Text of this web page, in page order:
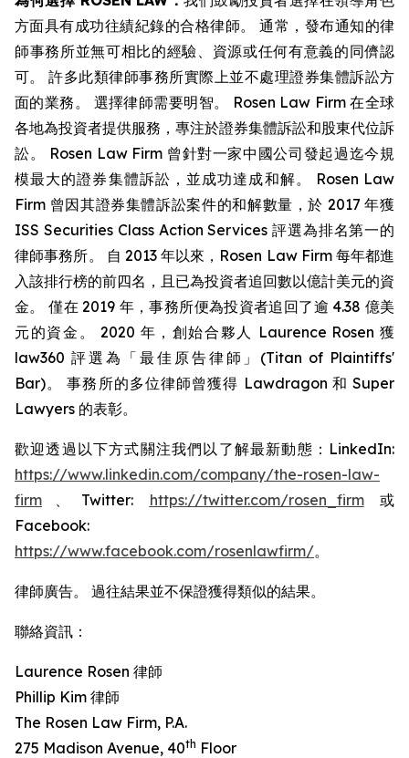
方面具有成功往績紀錄的合格律師。 通常，發布通知的律
師事務所並無可相比的經驗、資源或任何有意義的同儕認
可。 許多此類律師事務所實際上並不處理證券集體訴訟方
面的業務。 選擇律師需要明智。 Rosen Law Firm 在全球
各地為投資者提供服務，專注於證券集體訴訟和股東代位訴
訟。 Rosen Law Firm 曾針對一家中國公司發起過迄今規
模最大的證券集體訴訟，並成功達成和解。 Rosen Law
Firm 曾因其證券集體訴訟案件的和解數量，於 2017 年獲
ISS Securities Class Action Services 評選為排名第一的
律師事務所。 自 2013 年以來，Rosen Law Firm 每年都進
入該排行榜的前四名，且已為投資者追回數以億計美元的資
金。 僅在 2019 年，事務所便為投資者追回了逾 4.38 億美
元的資金。 2020 年，創始合夥人 Laurence Rosen 獲
law360 評選為「最佳原告律師」(Titan of Plaintiffs'
Bar)。 事務所的多位律師曾獲得 Lawdragon 和 Super
Lawyers 的表彰。
歡迎透過以下方式關注我們以了解最新動態：LinkedIn:
https://www.linkedin.com/company/the-rosen-law-
firm 、Twitter: https://twitter.com/rosen_firm或
Facebook:
https://www.facebook.com/rosenlawfirm/。
律師廣告。 過往結果並不保證獲得類似的結果。
聯絡資訊：
Laurence Rosen 律師
Phillip Kim 律師
The Rosen Law Firm, P.A.
275 Madison Avenue, 40th Floor